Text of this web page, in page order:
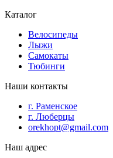
Каталог
Велосипеды
Лыжи
Самокаты
Тюбинги
Наши контакты
г. Раменское
г. Люберцы
orekhopt@gmail.com
Наш адрес